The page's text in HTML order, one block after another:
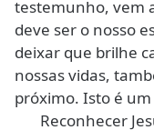
testemunho, vem
deve ser o nosso
deixar que brilhe
nossas vidas,
próximo. Isto é
Reconhecer